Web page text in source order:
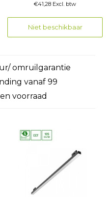
€41,28 Excl. btw
Niet beschikbaar
omruilgarantie
vanaf 99
voorraad